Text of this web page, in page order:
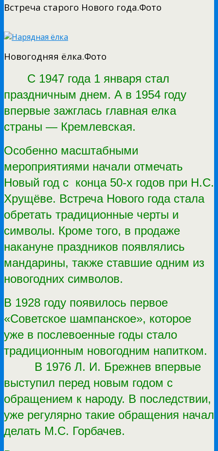
Встреча старого Нового года.Фото
Новогодняя ёлка.Фото
С 1947 года 1 января стал
праздничным днем. А в 1954 году
впервые зажглась главная елка
страны — Кремлевская.
Особенно масштабными
мероприятиями начали отмечать
Новый год с конца 50-х годов при Н.С.
Хрущёве. Встреча Нового года стала
обретать традиционные черты и
символы. Кроме того, в продаже
накануне праздников появлялись
мандарины, также ставшие одним из
новогодних символов.
В 1928 году появилось первое
«Советское шампанское», которое
уже в послевоенные годы стало
традиционным новогодним напитком.
В 1976 Л. И. Брежнев впервые
выступил перед новым годом с
обращением к народу. В последствии,
уже регулярно такие обращения начал
делать М.С. Горбачев.